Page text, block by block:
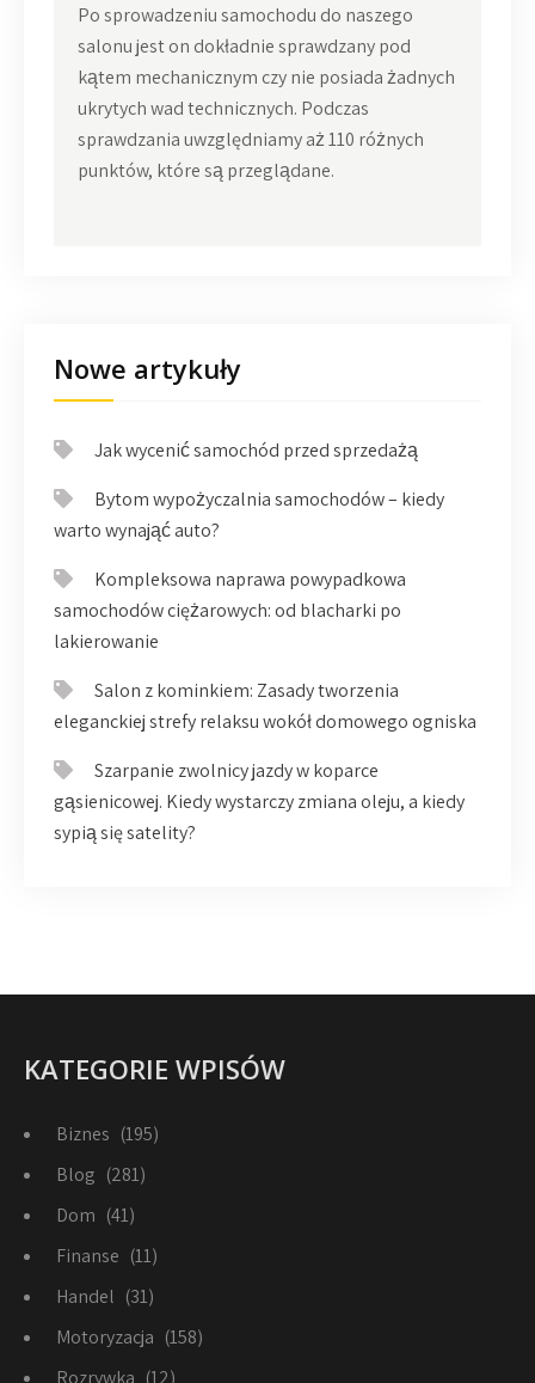
Po sprowadzeniu samochodu do naszego
salonu jest on dokładnie sprawdzany pod
kątem mechanicznym czy nie posiada żadnych
ukrytych wad technicznych. Podczas
sprawdzania uwzględniamy aż 110 różnych
punktów, które są przeglądane.
Nowe artykuły
Jak wycenić samochód przed sprzedażą
Bytom wypożyczalnia samochodów – kiedy
warto wynająć auto?
Kompleksowa naprawa powypadkowa
samochodów ciężarowych: od blacharki po
lakierowanie
Salon z kominkiem: Zasady tworzenia
eleganckiej strefy relaksu wokół domowego ogniska
Szarpanie zwolnicy jazdy w koparce
gąsienicowej. Kiedy wystarczy zmiana oleju, a kiedy
sypią się satelity?
KATEGORIE WPISÓW
Biznes (195)
Blog (281)
Dom (41)
Finanse (11)
Handel (31)
Motoryzacja (158)
Rozrywka (12)